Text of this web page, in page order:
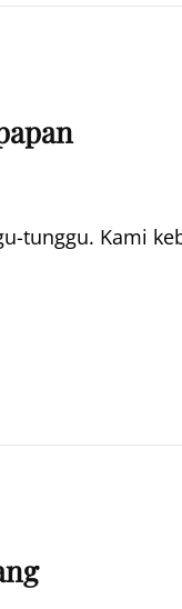
tunggu. Kami